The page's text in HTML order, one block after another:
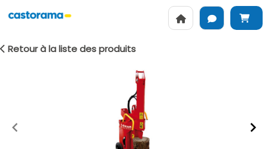
Retour à la liste des produits